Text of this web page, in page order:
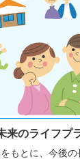
来のライフプ
もとに、今後